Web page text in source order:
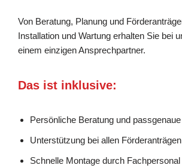
Von Beratung, Planung und
Installation und Wartung erhalten Sie bei
einem einzigen Ansprechpartner.
Das ist inklusive:
Persönliche Beratung und
Unterstützung bei allen Förderanträgen
Schnelle Montage durch Fachpersonal